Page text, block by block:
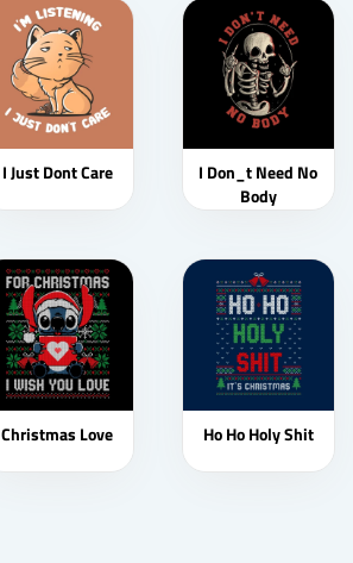
I Just Dont Care
I Don_t Need No
Body
Christmas Love Ho Ho Holy Shit